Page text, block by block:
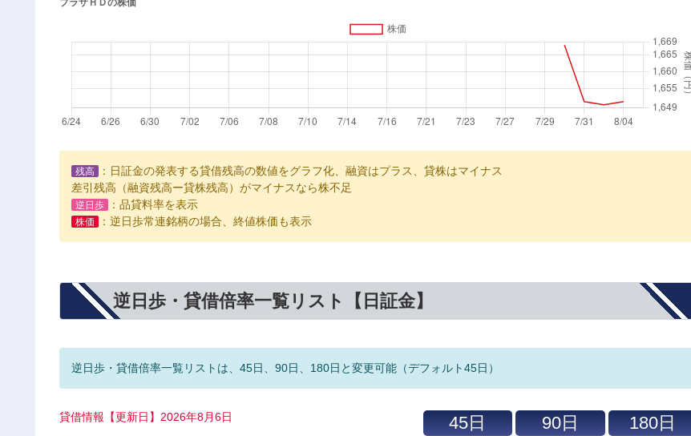
残高
：日証金の発表する貸借残高の数値をグラフ化、融資はプラス、貸株はマイナス
差引残高（融資残高ー貸株残高）がマイナスなら株不足
逆日歩 ：品貸料率を表示
株価 ：逆日歩常連銘柄の場合、終値株価も表示
逆日歩・貸借倍率一覧リスト【日証金】
逆日歩・貸借倍率一覧リストは、45日、90日、180日と変更可能（デフォルト45日）
貸借情報【更新日】2026年8月6日